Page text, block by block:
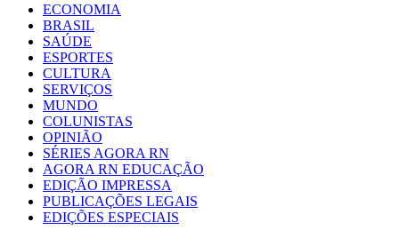
ECONOMIA
BRASIL
SAÚDE
ESPORTES
CULTURA
SERVIÇOS
MUNDO
COLUNISTAS
OPINIÃO
SÉRIES AGORA RN
AGORA RN EDUCAÇÃO
EDIÇÃO IMPRESSA
PUBLICAÇÕES LEGAIS
EDIÇÕES ESPECIAIS